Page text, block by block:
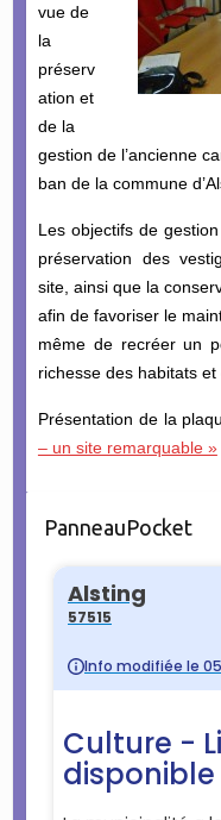
vue de
la
préserv
ation et
de la
gestion de l’ancienne
ban de la commune
Les objectifs de
préservation des
site, ainsi que la
afin de favoriser le
même de recréer un
richesse des habitats et
Présentation de la
– un site remarquable »
PanneauPocket